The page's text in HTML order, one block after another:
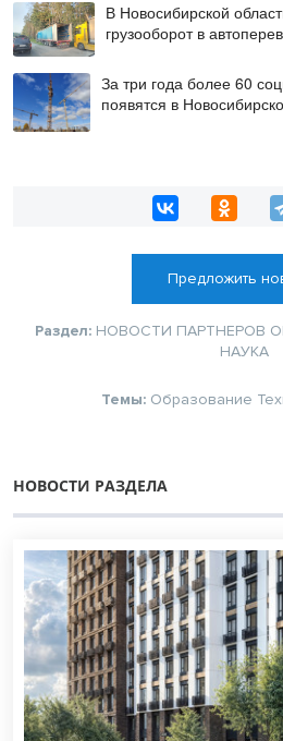
В Новосибирской
грузооборот в
За три года более 60
появятся в
Предложить
Раздел: НОВОСТИ ПАРТНЕРОВ
НАУКА
Темы: Образование
НОВОСТИ РАЗДЕЛА